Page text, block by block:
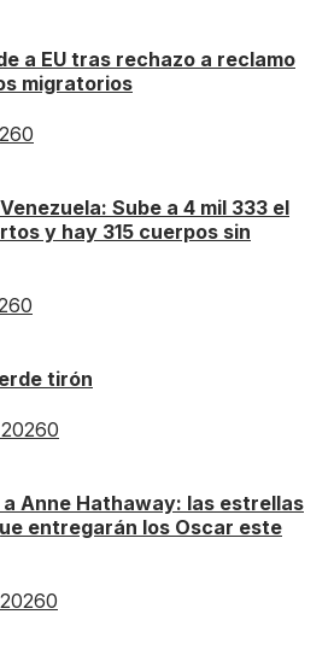
a EU tras rechazo a reclamo
migratorios
0
Sube a 4 mil 333 el
y hay 315 cuerpos sin
0
tirón
0
a Anne Hathaway: las estrellas
entregarán los Oscar este
0